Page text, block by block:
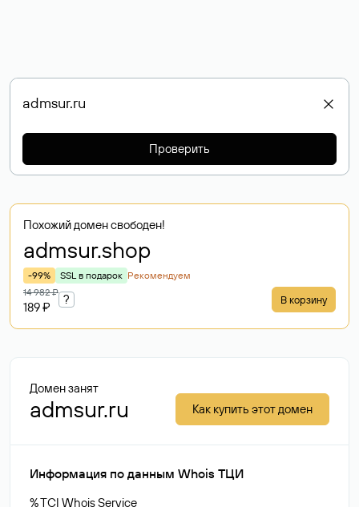
Проверить
Похожий домен свободен!
admsur.shop
-99% SSL в подарок Рекомендуем
14 982 ₽
189 ₽
? В корзину
Домен занят
admsur.ru Как купить этот домен
Информация по данным Whois ТЦИ
% TCI Whois Service